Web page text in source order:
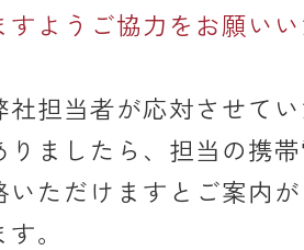
すようご協力をお願い
社担当者が応対させて
りましたら、担当の携
いただけますとご案内
。